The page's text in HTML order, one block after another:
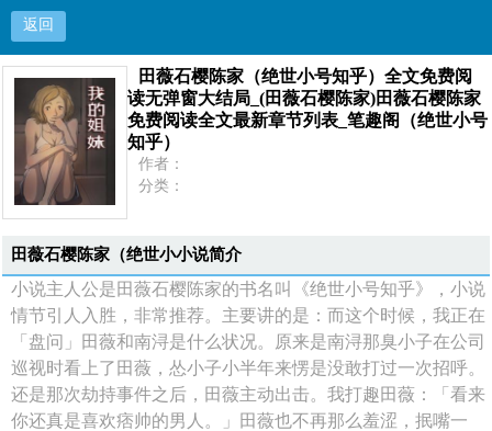
返回
田薇石樱陈家（绝世小号知乎）全文免费阅读无弹
窗大结局_(田薇石樱陈家)田薇石樱陈家免费阅读全
文最新章节列表_笔趣阁（绝世小号知乎）
田薇石樱陈家（绝世小号知乎）全文免费阅
读无弹窗大结局_(田薇石樱陈家)田薇石樱陈家
免费阅读全文最新章节列表_笔趣阁（绝世小号
知乎）
作者：
分类：
最新：
田薇石樱陈家（绝世小小说简介
小说主人公是田薇石樱陈家的书名叫《绝世小号知乎》，小说
情节引人入胜，非常推荐。主要讲的是：而这个时候，我正在
「盘问」田薇和南浔是什么状况。原来是南浔那臭小子在公司
巡视时看上了田薇，怂小子小半年来愣是没敢打过一次招呼。
还是那次劫持事件之后，田薇主动出击。我打趣田薇：「看来
你还真是喜欢痞帅的男人。」田薇也不再那么羞涩，抿嘴一